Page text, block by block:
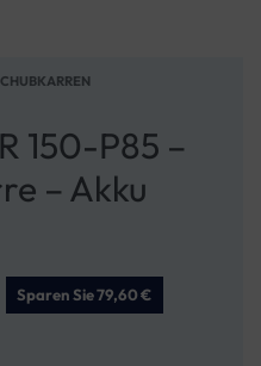
150-P85 –
– Akku
Sparen Sie 79,60 €